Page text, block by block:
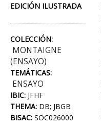
EDICIÓN ILUSTRADA
COLECCIÓN:
MONTAIGNE
(ENSAYO)
TEMÁTICAS:
ENSAYO
IBIC: JFHF
THEMA: DB; JBGB
BISAC: SOC026000